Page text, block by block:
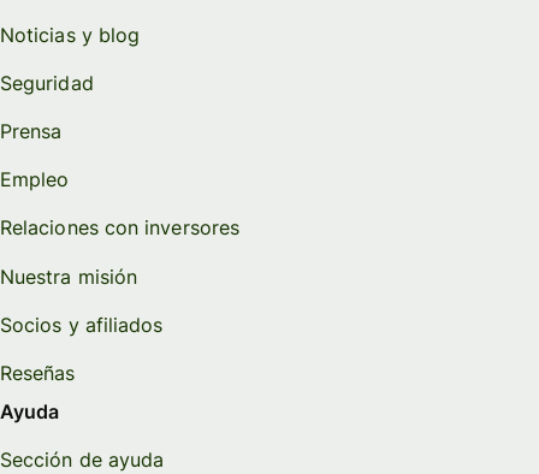
Noticias y blog
Seguridad
Prensa
Empleo
Relaciones con inversores
Nuestra misión
Socios y afiliados
Reseñas
Ayuda
Sección de ayuda